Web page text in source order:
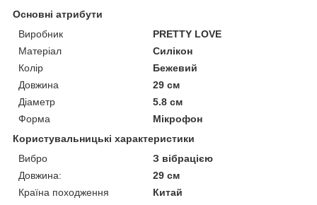
Основні атрибути
Виробник
PRETTY LOVE
Матеріал
Силікон
Колір
Бежевий
Довжина
29 см
Діаметр
5.8 см
Форма
Мікрофон
Користувальницькі характеристики
Вибро
З вібрацією
Довжина:
29 см
Країна походження
Китай